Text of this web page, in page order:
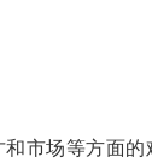
场等方面的